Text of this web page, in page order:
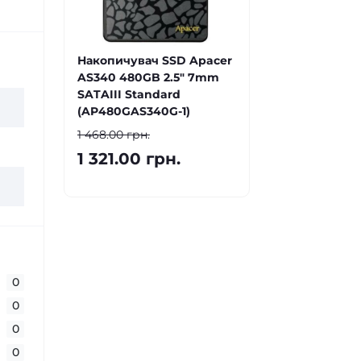
0
0
0
0
Накопичувач SSD Apacer
AS340 480GB 2.5" 7mm
SATAIII Standard
(AP480GAS340G-1)
1 468.00 грн.
1 321.00 грн.